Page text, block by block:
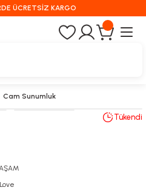
ÜCRETSİZ KARGO
Cam Sunumluk
Tükendi